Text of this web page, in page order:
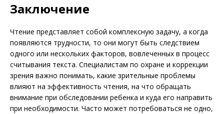
Заключение
Чтение представляет собой комплексную задачу, а когда
появляются трудности, то они могут быть следствием
одного или нескольких факторов, вовлеченных в процесс
считывания текста. Специалистам по охране и коррекции
зрения важно понимать, какие зрительные проблемы
влияют на эффективность чтения, на что обращать
внимание при обследовании ребенка и куда его направить
при необходимости. Часто может потребоваться не одно,